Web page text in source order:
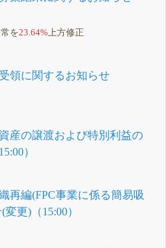
を23.64%上方修正
領に関するお知らせ
産の譲渡および特別利益の
）
再編(FPC事業に係る簡易吸
更)（15:00）